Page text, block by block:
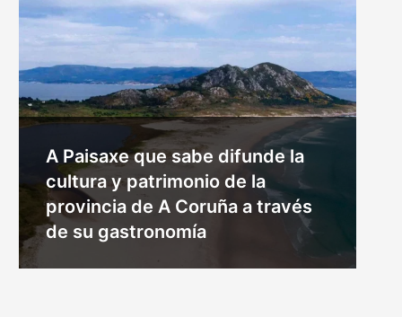
A Paisaxe que sabe difunde la
cultura y patrimonio de la
provincia de A Coruña a través
de su gastronomía